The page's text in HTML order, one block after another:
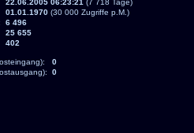
22.06.2005 06:23:21 (7 718 Tage)
01.01.1970 (30 000 Zugriffe p.M.)
6 496
25 655
402
0
0